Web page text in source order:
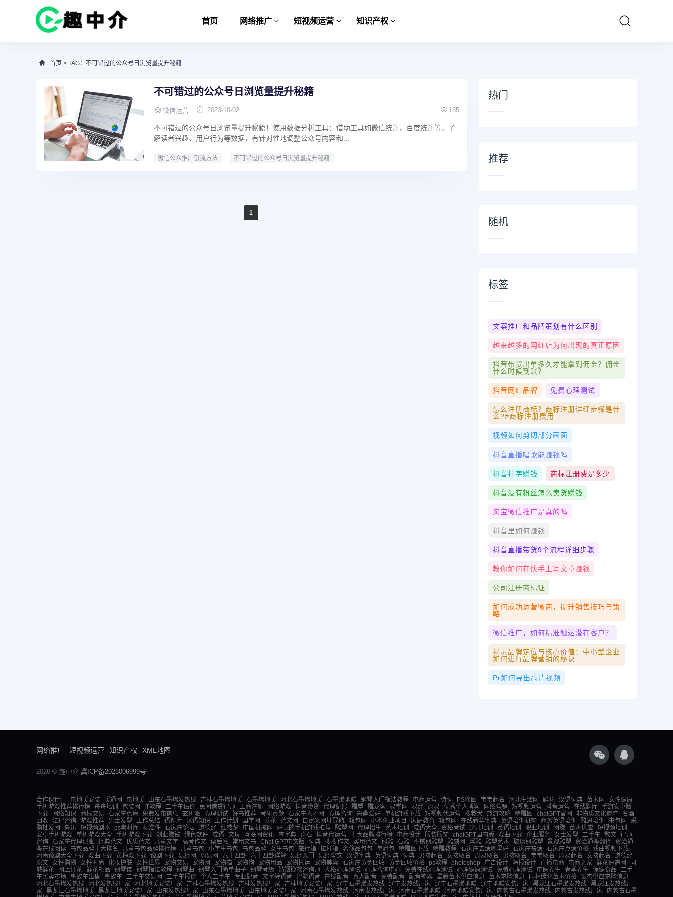
首页 网络推广 短视频运营 知识产权
首页 > TAG：不可错过的公众号日浏览量提升秘籍
不可错过的公众号日浏览量提升秘籍
微信运营 2023-10-02 135
不可错过的公众号日浏览量提升秘籍！使用数据分析工具：借助工具如微信统计、百度统计等，了
解读者兴趣、用户行为等数据，有针对性地调整公众号内容和...
微信公众推广引流方法 不可错过的公众号日浏览量提升秘籍
1
热门
推荐
随机
标签
文案推广和品牌策划有什么区别
越来越多的网红店为何出现的真正原因
抖音带货出单多久才能拿到佣金？佣金
什么时候到账？
抖音网红品牌 免费心理测试
怎么注册商标？商标注册详细步骤是什
么?#商标注册费用
视频如何剪切部分画面
抖音直播唱歌能赚钱吗
抖音打字赚钱 商标注册费是多少
抖音没有粉丝怎么卖货赚钱
淘宝微信推广是真的吗
抖音里如何赚钱
抖音直播带货9个流程详细步骤
教你如何在快手上写文章赚钱
公司注册商标证
如何成功运营微商，提升销售技巧与策
略
微信推广，如何精准触达潜在客户？
揭示品牌定位与核心价值：中小型企业
如何进行品牌营销的秘诀
Pr如何导出高清视频
网络推广 短视频运营 知识产权 XML地图
2026 © 趣中介 冀ICP备2023006999号
合作伙伴： 电地暖安装 暖通网 电地暖 山东石墨烯发热线 吉林石墨烯地暖 石墨烯地暖 河北石墨烯地暖 石墨烯地暖 钢琴入门指法教程 电商运营 诗词 PS修图 宝宝起名 河北生活网 鲜花 汉语词典 苗木网
女性健康
手机游戏推荐排行榜 舟舟培训 包装网 IT教程 二手车估价 民间借贷律师 工商注册 网络游戏 抖音带货 代理记账 雕塑 雕龙客 易学网 易经 周易 优秀个人博客 网络营销 短视频运营 抖音运营 在线题库 手游安卓版
下载
网络知识 商标交易 石家庄点痣 免费发布信息 玄机派 心理测试 好书推荐 考研真题 石家庄人才网 心理咨询 兴趣爱好 单机游戏下载 短视频代运营 搜救犬 旅游攻略 精雕图 chatGPT官网 非物质文化遗产
名酒
回收
法律咨询 游戏推荐 男士发型 工作总结 语料库 汉语知识 工作计划 国学网 养花 范文网 自定义网址导航 箱包网 小本创业项目 家庭教育 箱包网 在线新华字典 英语培训机构 商务英语培训 雅思培训 书包网
采
购批发网
鲁迅 短视频剧本 ps素材库 标准件 石家庄论坛 道德经 红楼梦 中国机械网 好玩的手机游戏推荐 雕塑网 代理招生 艺术培训 成语大全 资格考试 少儿培训 英语培训 职业培训 网赚 苗木供应 短视频培训
安卓手机游戏 单机游戏大全 手机游戏下载 创业赚钱 绿色软件 成语 文玩 互联网资讯 查字典 奇石 抖音代运营 十大品牌排行榜 电商设计 服装服饰 chatGPT国内版 戏曲下载 企业服务 女士发型 二手车 散文 律师
咨询 石家庄代理记账 经典范文 优质范文 儿童文学 高考作文 读后感 常用文书 Chat GPT中文版 词典 搜搜作文 实用范文 铜雕 石雕 不锈钢雕塑 雕刻网 浮雕 雕塑艺术 玻璃钢雕塑 景观雕塑 资治通鉴翻译
资治通
鉴在线阅读 书包品牌十大排名 儿童书包品牌排行榜 儿童书包 小学生书包 书包品牌 女生书包 旅行箱 拉杆箱 奢侈品包包 单肩包 精雕图下载 精雕教程 石家庄去痣哪里好 石家庄祛痣 石家庄点痣价格 戏曲视频下载
河南豫剧大全下载 戏曲下载 黄梅戏下载 豫剧下载 易经网 周易网 六十四卦 六十四卦详解 易经入门 易经全文 汉语字典 英语词典 词典 男孩起名 女孩取名 周易取名 男孩取名 宝宝取名 周易起名 女孩起名
道德经
原文 女性购物 女性时尚 化妆护肤 女性世界 宠物交易 宠物网 宠物猫 宠物狗 宠物用品 宠物托运 宠物美容 石家庄黄金回收 黄金回收价格 ps教程 photoshop 广告设计 海报设计 直播电商 电商之家 鲜花速递网
同
城鲜花
网上订花 鲜花礼品 钢琴谱 钢琴指法教程 钢琴曲 钢琴入门简单曲子 钢琴考级 婚姻挽救咨询师 人格心理测试 心理咨询中心 免费在线心理测试 心理健康测试 免费心理测试 中医养生 春季养生 保健食品
二手
车买卖市场
事故车出售 事故车 二手车交易网 二手车报价 个人二手车 专业配音 文字转语音 智能语音 在线配音 真人配音 免费配音 配音神器 最新苗木供应信息 苗木求购信息 园林绿化苗木价格 银杏供应求购信息
河北石墨烯发热线
河北发热线厂家 河北地暖安装厂家 吉林石墨烯发热线 吉林发热线厂家 吉林地暖安装厂家 辽宁石墨烯发热线 辽宁发热线厂家 辽宁石墨烯地暖 辽宁地暖安装厂家 黑龙江石墨烯发热线
黑龙江发热线厂
家
黑龙江石墨烯地暖 黑龙江地暖安装厂家 山东发热线厂家 山东石墨烯地暖 山东地暖安装厂家 河南石墨烯发热线 河南发热线厂家 河南石墨烯地暖 河南地暖安装厂家 内蒙古石墨烯发热线 内蒙古发热线厂家
内蒙古石墨